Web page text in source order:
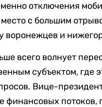
отключения
с большим
воронежцев и
всего волнует
субъектом, где
Вице-
финансовых потоков,